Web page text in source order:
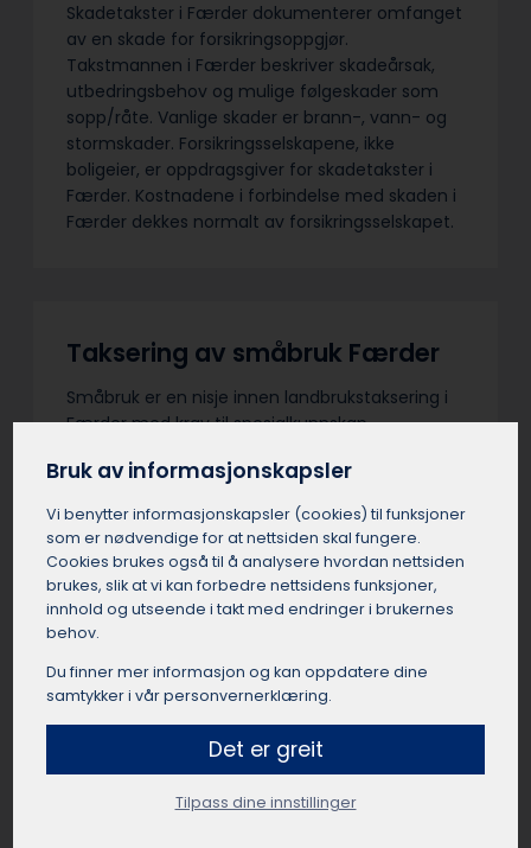
Skadetakster i Færder dokumenterer omfanget
av en skade for forsikringsoppgjør.
Takstmannen i Færder beskriver skadeårsak,
utbedringsbehov og mulige følgeskader som
sopp/råte. Vanlige skader er brann-, vann- og
stormskader. Forsikringsselskapene, ikke
boligeier, er oppdragsgiver for skadetakster i
Færder. Kostnadene i forbindelse med skaden i
Færder dekkes normalt av forsikringsselskapet.
Taksering av småbruk Færder
Småbruk er en nisje innen landbrukstaksering i
Færder med krav til spesialkunnskap.
ressursgrunnlag og utviklingspotensialet for
mindre gårder med variert drift.
Inntektsmuligheter i Færder som
tilleggsnæring, utleie og nisjeproduksjon må
vurderes. En småbrukstakst i Færder gir
trygghet ved kjøp, salg og finansiering.
E-takst bolig Færder
E-takst i Færder er en enkel verdivurdering
basert på egenerklæring og statistikk, uten
Bruk av informasjonskapsler
Vi benytter informasjons­kapsler (cookies) til funksjoner
som er nødvendige for at nettsiden skal fungere.
Cookies brukes også til å analysere hvordan nettsiden
brukes, slik at vi kan forbedre nettsidens funksjoner,
innhold og utseende i takt med endringer i brukernes
behov.
Du finner mer informasjon og kan oppdatere dine
samtykker i vår personvernerklæring.
Det er greit
Tilpass dine innstillinger